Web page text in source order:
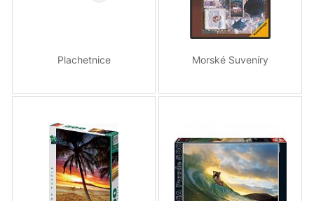
Plachetnice Morské Suveníry